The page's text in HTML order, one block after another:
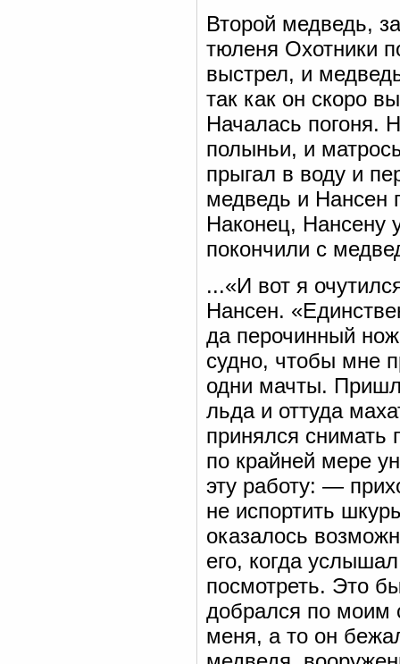
Второй медведь,
тюленя Охотники
выстрел, и
так как он скоро
Началась погоня.
полыньи, и
прыгал в воду и
медведь и Нансен
Наконец, Нансену
покончили с
...«И вот я
Нансен.
да перочинный
судно, чтобы мне
одни мачты.
льда и оттуда
принялся
по крайней мере
эту работу: —
не испортить
оказалось
его, когда
посмотреть. Это
добрался по моим
меня, а то он